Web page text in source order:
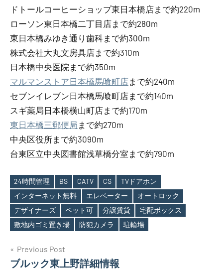
ドトールコーヒーショップ東日本橋店まで約220m
ローソン東日本橋二丁目店まで約280m
東日本橋みゆき通り歯科まで約300m
株式会社大丸文房具店まで約310m
日本橋中央医院まで約350m
マルマンストア日本橋馬喰町店まで約240m
セブンイレブン日本橋馬喰町店まで約140m
スギ薬局日本橋横山町店まで約170m
東日本橋三郵便局 まで約270m
中央区役所まで約3090m
台東区立中央図書館浅草橋分室まで約790m
Tags
24時間管理 BS CATV CS
TVドアホン
インターネット無料
エレベーター
オートロック
デザイナーズ
ペット可 分譲賃貸
宅配ボックス
敷地内ゴミ置き場
防犯カメラ 駐輪場
投
稿
Previous Post
ブルック東上野詳細情報